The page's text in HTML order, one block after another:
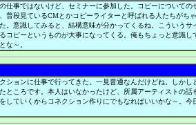
仕事ではないけど、セミナーに参加した。コピーについての
普段見ているCMとかコピーライターと呼ばれる人たちがち
。意識してみると、結構意味が分かってくるね。こういうサ
コピーというものが大事になってくる。俺もちょっと意識し
な～。
ションに仕事で行ってきた。一見普通なんだけどね。しかし
ところです。本人はいなかったけど、所属アーティストの話
していくからコネクション作りにでもなればいいかな～。今